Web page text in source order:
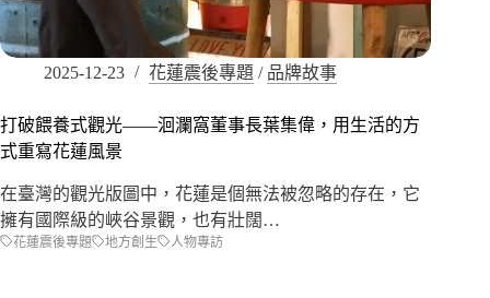
2025-12-23 花蓮震後專題 / 品牌故事
打破餵養式觀光——洄瀾窩董事長葉集偉，用生活的方
式重寫花蓮風景
在臺灣的觀光版圖中，花蓮是個無法被忽略的存在，它
擁有國際級的峽谷景觀，也有壯闊…
花蓮震後專題 地方創生 人物專訪